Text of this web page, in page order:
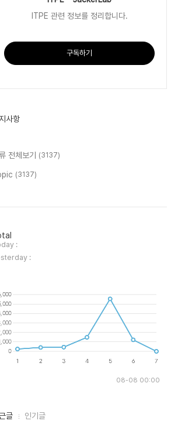
ITPE 관련 정보를 정리합니다.
구독하기
사항
전체보기 (3137)
(3137)
:
:
08-08 00:00
글 인기글